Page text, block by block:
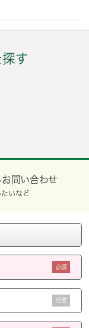
す
問い合わせ
いなど
必須
任意